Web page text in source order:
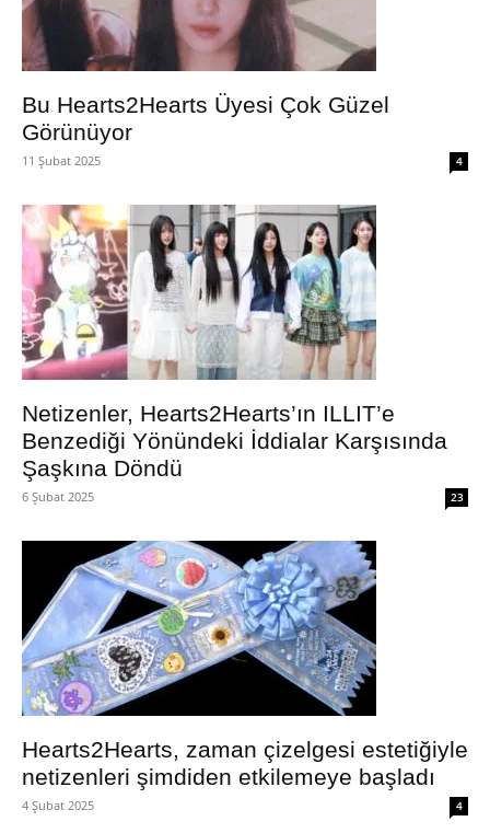
Bu Hearts2Hearts Üyesi Çok Güzel
Görünüyor
11 Şubat 2025 4
Netizenler, Hearts2Hearts’ın ILLIT’e
Benzediği Yönündeki İddialar Karşısında
Şaşkına Döndü
6 Şubat 2025 23
Hearts2Hearts, zaman çizelgesi estetiğiyle
netizenleri şimdiden etkilemeye başladı
4 Şubat 2025 4